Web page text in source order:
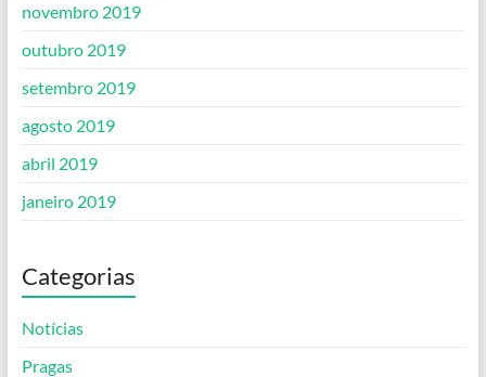
novembro 2019
outubro 2019
setembro 2019
agosto 2019
abril 2019
janeiro 2019
Categorias
Notícias
Pragas